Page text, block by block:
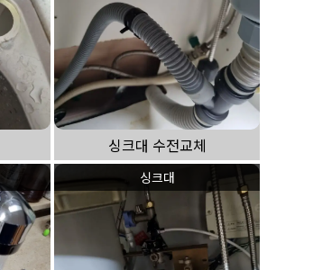
싱크대 수전교체
싱크대